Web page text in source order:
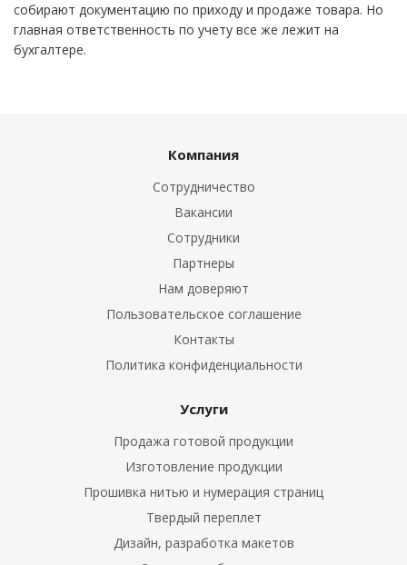
собирают документацию по приходу и продаже товара. Но
главная ответственность по учету все же лежит на
бухгалтере.
Компания
Сотрудничество
Вакансии
Сотрудники
Партнеры
Нам доверяют
Пользовательское соглашение
Контакты
Политика конфиденциальности
Услуги
Продажа готовой продукции
Изготовление продукции
Прошивка нитью и нумерация страниц
Твердый переплет
Дизайн, разработка макетов